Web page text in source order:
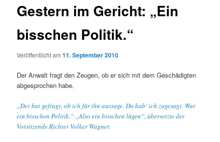
Gestern im Gericht: „Ein
bisschen Politik.“
Veröffentlicht am11. September 2010
Der Anwalt fragt den Zeugen, ob er sich mit dem Geschädigten
abgesprochen habe.
„Der hat gefragt, ob ich für ihn aussage. Da hab‘ ich zugesagt. War
ein bisschen Politik.“ „Also ein bisschen lügen“, übersetzte der
Vorsitzende Richter Volker Wagner.